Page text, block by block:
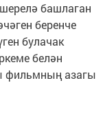
башлаган
беренче
булачак
белән
фильмның азагы